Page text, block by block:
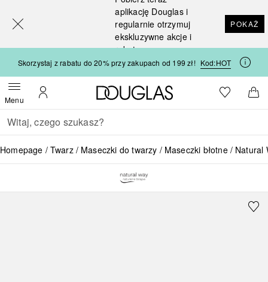
aplikację Douglas i
regularnie otrzymuj
ekskluzywne akcje i
rabaty
POKAŻ
Skorzystaj z rabatu do 20% przy zakupach od 199 zł! Kod:HOT
MenuOtwórz menuMoje konto
Strona główna Douglas
Do listyDo
Wracać
Wykonaj wyszukiwanie
Homepage Twarz Maseczki do twarzy Maseczki błotne Natural
[navigation.slideout.screenreader]